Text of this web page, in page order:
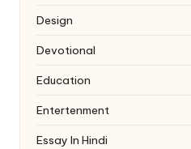
Design
Devotional
Education
Entertenment
Essay In Hindi